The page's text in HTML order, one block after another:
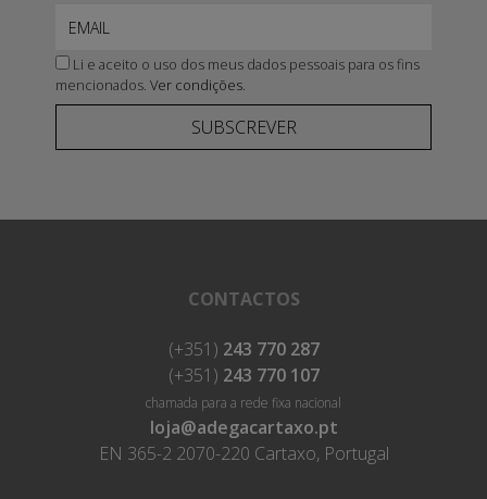
Li e aceito o uso dos meus dados pessoais para os fins
mencionados. Ver condições.
SUBSCREVER
CONTACTOS
(+351) 243 770 287
(+351) 243 770 107
chamada para a rede fixa nacional
loja@adegacartaxo.pt
EN 365-2 2070-220 Cartaxo, Portugal